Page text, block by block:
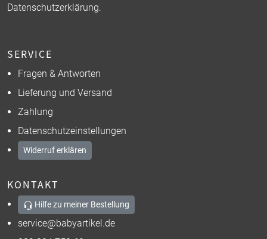
Datenschutzerklärung.
SERVICE
Fragen & Antworten
Lieferung und Versand
Zahlung
Datenschutzeinstellungen
Widerruf erklären
KONTAKT
Hilfe zu meiner Bestellung
service@babyartikel.de